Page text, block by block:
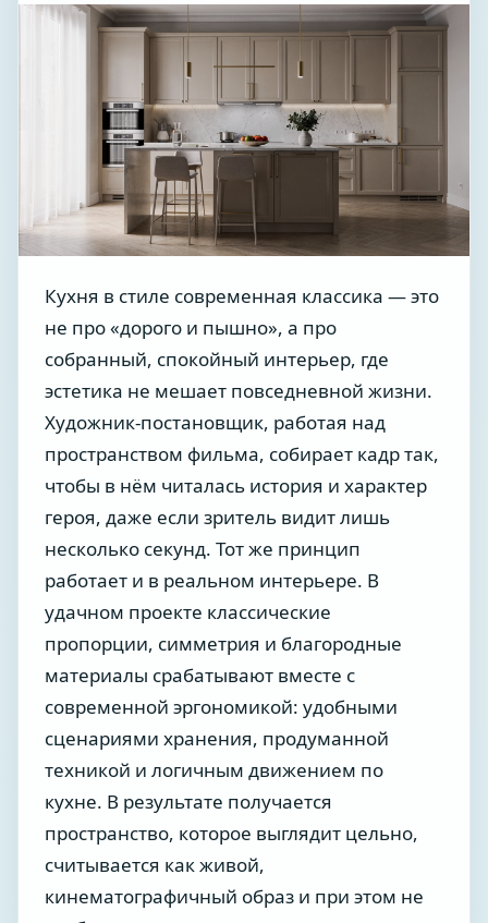
Кухня в стиле современная классика — это
не про «дорого и пышно», а про
собранный, спокойный интерьер, где
эстетика не мешает повседневной жизни.
Художник-постановщик, работая над
пространством фильма, собирает кадр так,
чтобы в нём читалась история и характер
героя, даже если зритель видит лишь
несколько секунд. Тот же принцип
работает и в реальном интерьере. В
удачном проекте классические
пропорции, симметрия и благородные
материалы срабатывают вместе с
современной эргономикой: удобными
сценариями хранения, продуманной
техникой и логичным движением по
кухне. В результате получается
пространство, которое выглядит цельно,
считывается как живой,
кинематографичный образ и при этом не